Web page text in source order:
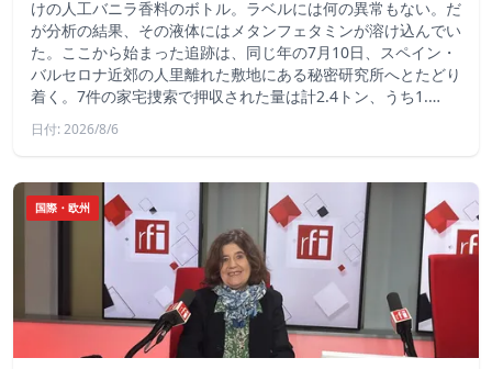
けの人工バニラ香料のボトル。ラベルには何の異常もない。だ
が分析の結果、その液体にはメタンフェタミンが溶け込んでい
た。ここから始まった追跡は、同じ年の7月10日、スペイン・
バルセロナ近郊の人里離れた敷地にある秘密研究所へとたどり
着く。7件の家宅捜索で押収された量は計2.4トン、うち1.…
日付: 2026/8/6
国際・欧州